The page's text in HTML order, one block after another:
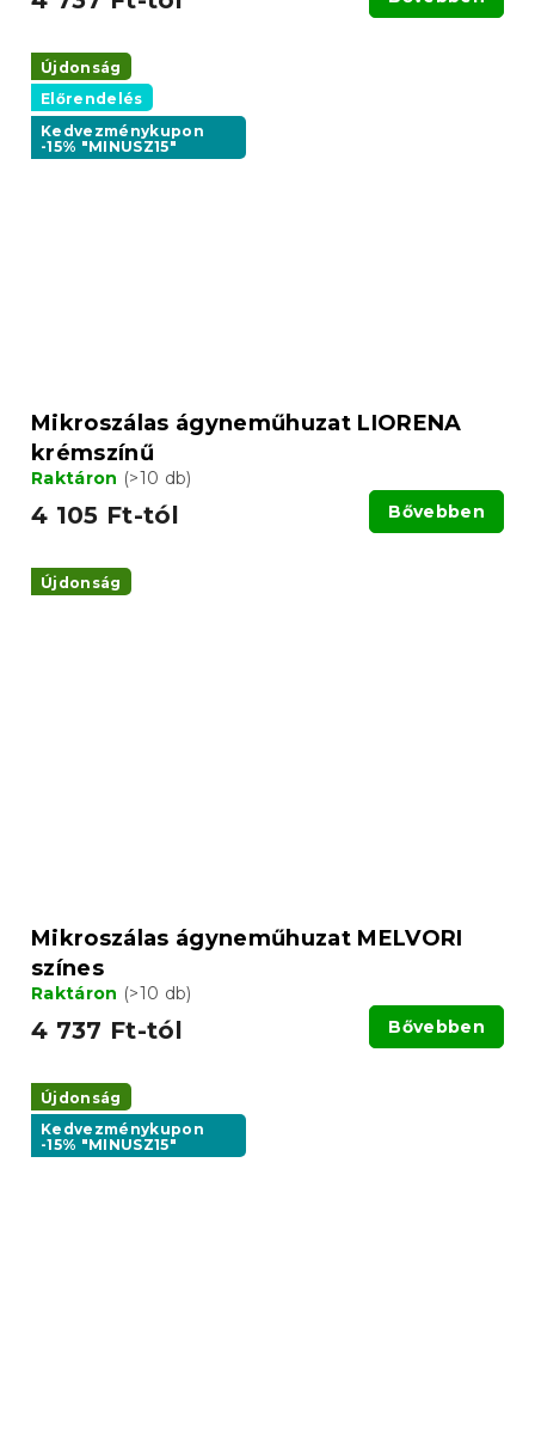
Újdonság
Előrendelés
Kedvezménykupon
-15% "MINUSZ15"
Mikroszálas ágyneműhuzat LIORENA
krémszínű
Raktáron (>10 db)
4 105 Ft-tól Bővebben
Újdonság
Mikroszálas ágyneműhuzat MELVORI
színes
Raktáron (>10 db)
4 737 Ft-tól Bővebben
Újdonság
Kedvezménykupon
-15% "MINUSZ15"